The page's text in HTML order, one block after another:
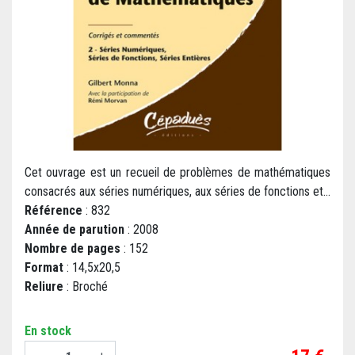
Cet ouvrage est un recueil de problèmes de mathématiques
consacrés aux séries numériques, aux séries de fonctions et...
Référence : 832
Année de parution : 2008
Nombre de pages : 152
Format : 14,5x20,5
Reliure : Broché
En stock